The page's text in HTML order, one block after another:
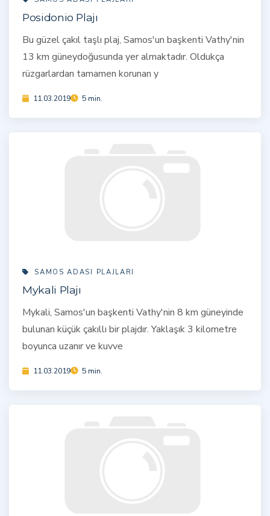
Posidonio Plajı
Bu güzel çakıl taşlı plaj, Samos'un başkenti Vathy'nin
13 km güneydoğusunda yer almaktadır. Oldukça
rüzgarlardan tamamen korunan y
11.03.2019 5 min.
SAMOS ADASI PLAJLARI
Mykali Plajı
Mykali, Samos'un başkenti Vathy'nin 8 km güneyinde
bulunan küçük çakıllı bir plajdır. Yaklaşık 3 kilometre
boyunca uzanır ve kuvve
11.03.2019 5 min.